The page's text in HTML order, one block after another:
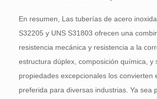
En resumen, Las tuberías de acero
S32205 y UNS S31803 ofrecen una
resistencia mecánica y resistencia a la
estructura dúplex, composición química, y
propiedades excepcionales los convierten
preferida para diversas industrias. Ya sea